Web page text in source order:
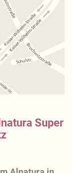
Super